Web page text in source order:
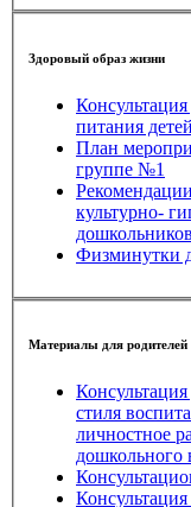
Здоровый образ жизни
питания
План мероприятий «Неделя
группе №1
культурно-
Физминутки
Материалы для родителей
стиля
личностное
дошкольного
Консультация для родителей:"Развитие творческого